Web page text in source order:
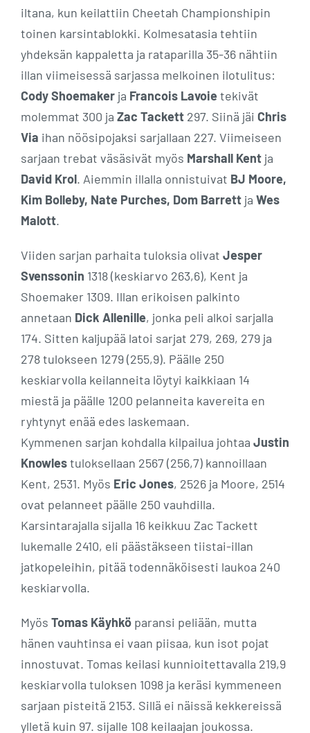
iltana, kun keilattiin Cheetah Championshipin
toinen karsintablokki. Kolmesatasia tehtiin
yhdeksän kappaletta ja rataparilla 35-36 nähtiin
illan viimeisessä sarjassa melkoinen ilotulitus:
Cody Shoemaker ja Francois Lavoietekivät
molemmat 300 ja Zac Tackett 297. Siinä jäi Chris
Via ihan nöösipojaksi sarjallaan 227. Viimeiseen
sarjaan trebat väsäsivät myös Marshall Kent ja
David Krol. Aiemmin illalla onnistuivat BJ Moore,
Kim Bolleby, Nate Purches, Dom Barrett ja Wes
Malott.
Viiden sarjan parhaita tuloksia olivat Jesper
Svenssonin 1318 (keskiarvo 263,6), Kent ja
Shoemaker 1309. Illan erikoisen palkinto
annetaan Dick Allenille, jonka peli alkoi sarjalla
174. Sitten kaljupää latoi sarjat 279, 269, 279 ja
278 tulokseen 1279 (255,9). Päälle 250
keskiarvolla keilanneita löytyi kaikkiaan 14
miestä ja päälle 1200 pelanneita kavereita en
ryhtynyt enää edes laskemaan.
Kymmenen sarjan kohdalla kilpailua johtaa Justin
Knowlestuloksellaan 2567 (256,7) kannoillaan
Kent, 2531. Myös Eric Jones, 2526 ja Moore, 2514
ovat pelanneet päälle 250 vauhdilla.
Karsintarajalla sijalla 16 keikkuu Zac Tackett
lukemalle 2410, eli päästäkseen tiistai-illan
jatkopeleihin, pitää todennäköisesti laukoa 240
keskiarvolla.
Myös Tomas Käyhkö paransi peliään, mutta
hänen vauhtinsa ei vaan piisaa, kun isot pojat
innostuvat. Tomas keilasi kunnioitettavalla 219,9
keskiarvolla tuloksen 1098 ja keräsi kymmeneen
sarjaan pisteitä 2153. Sillä ei näissä kekkereissä
ylletä kuin 97. sijalle 108 keilaajan joukossa.